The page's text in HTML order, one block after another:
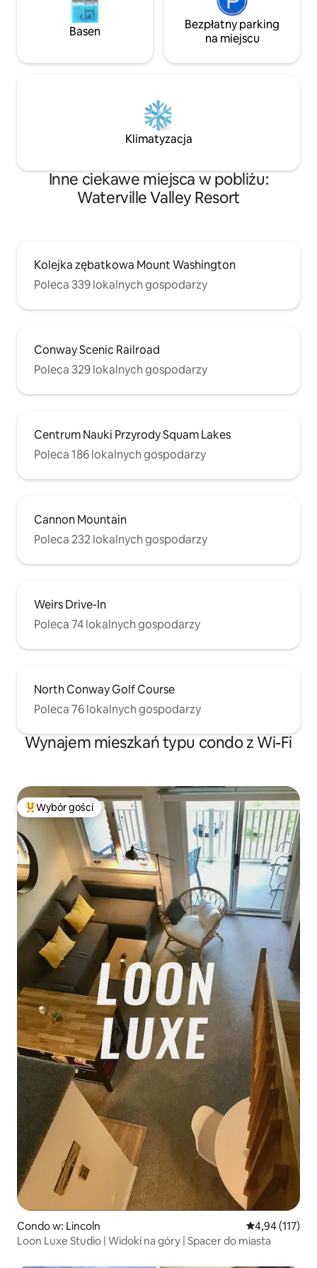
Basen
Bezpłatny parking
na miejscu
Klimatyzacja
Inne ciekawe miejsca w pobliżu:
Waterville Valley Resort
Kolejka zębatkowa Mount Washington
Poleca 339 lokalnych gospodarzy
Conway Scenic Railroad
Poleca 329 lokalnych gospodarzy
Centrum Nauki Przyrody Squam Lakes
Poleca 186 lokalnych gospodarzy
Cannon Mountain
Poleca 232 lokalnych gospodarzy
Weirs Drive-In
Poleca 74 lokalnych gospodarzy
North Conway Golf Course
Poleca 76 lokalnych gospodarzy
Wynajem mieszkań typu condo z Wi-Fi
Najpopularniejsze z kategorii Wybór gości
Wybór gości
Condo w: Lincoln Średnia
4,94 (117)
Loon Luxe Studio | Widoki na góry | Spacer do miasta